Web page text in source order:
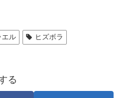
エル
ヒズボラ
る